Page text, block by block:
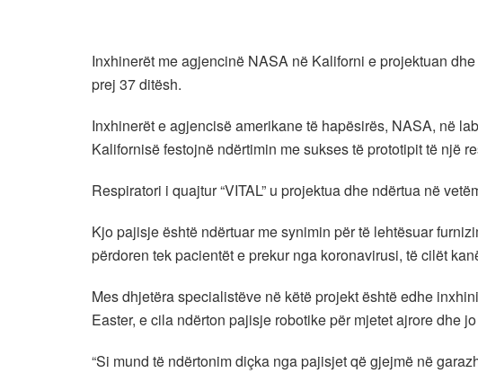
Inxhinerët me agjencinë NASA në Kaliforni e projektuan
prej 37 ditësh.
Inxhinerët e agjencisë amerikane të hapësirës, NASA, në
Kalifornisë festojnë ndërtimin me sukses të prototipit të një
Respiratori i quajtur “VITAL” u projektua dhe ndërtua në
Kjo pajisje është ndërtuar me synimin për të lehtësuar
përdoren tek pacientët e prekur nga koronavirusi, të cilët
Mes dhjetëra specialistëve në këtë projekt është edhe
Easter, e cila ndërton pajisje robotike për mjetet ajrore dhe
“Si mund të ndërtonim diçka nga pajisjet që gjejmë në